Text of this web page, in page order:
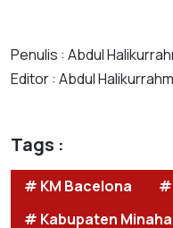
Penulis : Abdul
Editor : Abdul
Tags :
# KM Bacelona
#
# Kabupaten